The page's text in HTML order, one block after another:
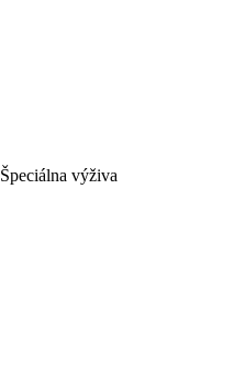
Špeciálna výživa